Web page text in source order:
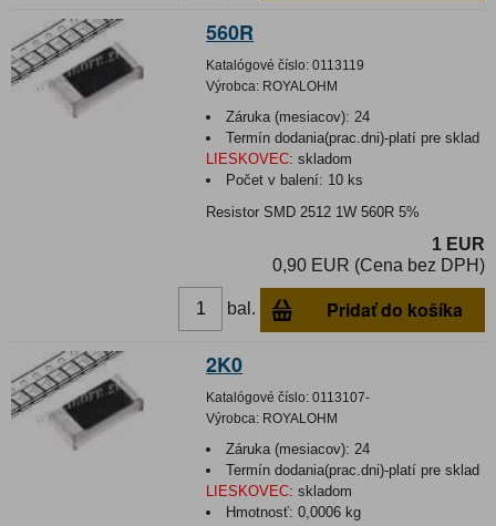
560R
Katalógové číslo: 0113119
Výrobca: ROYALOHM
Záruka (mesiacov): 24
Termín dodania(prac.dni)-platí pre sklad
LIESKOVEC: skladom
Počet v balení: 10 ks
Resistor SMD 2512 1W 560R 5%
1 EUR
0,90 EUR (Cena bez DPH)
bal. Pridať do košíka
2K0
Katalógové číslo: 0113107-
Výrobca: ROYALOHM
Záruka (mesiacov): 24
Termín dodania(prac.dni)-platí pre sklad
LIESKOVEC: skladom
Hmotnosť:0,0006 kg